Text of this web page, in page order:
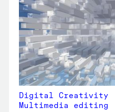
Digital Creativity
Multimedia editing